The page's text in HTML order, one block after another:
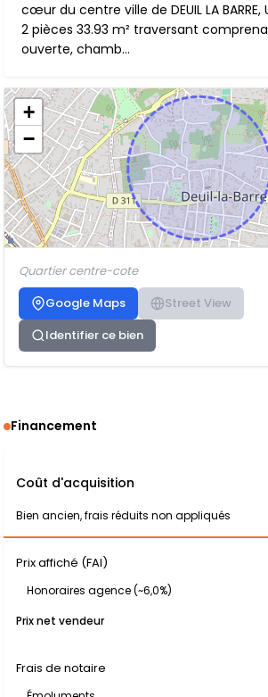
cœur du centre ville de DEUIL LA
2 pièces 33.93 m² traversant
ouverte, chamb...
+
−
Quartier centre-cote
Google Maps
Street View
Identifier ce bien
Financement
Coût d'acquisition
Bien ancien, frais réduits non appliqués
Prix affiché (FAI)
Honoraires agence (~6,0%)
Prix net vendeur
Frais de notaire